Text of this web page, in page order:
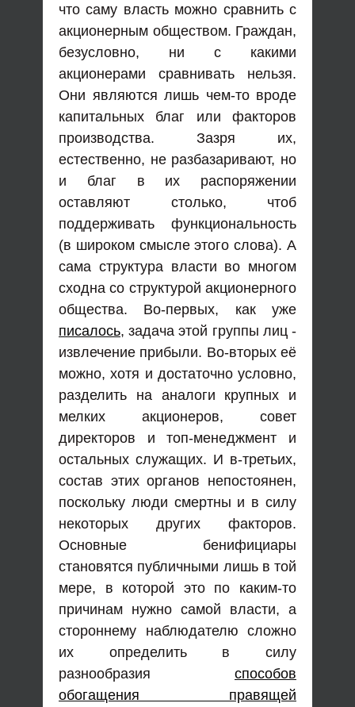
что саму власть можно сравнить с
акционерным обществом. Граждан,
безусловно, ни с какими
акционерами сравнивать нельзя.
Они являются лишь чем-то вроде
капитальных благ или факторов
производства. Зазря их,
естественно, не разбазаривают, но
и благ в их распоряжении
оставляют столько, чтоб
поддерживать функциональность
(в широком смысле этого слова). А
сама структура власти во многом
сходна со структурой акционерного
общества. Во-первых, как уже
писалось, задача этой группы лиц -
извлечение прибыли. Во-вторых её
можно, хотя и достаточно условно,
разделить на аналоги крупных и
мелких акционеров, совет
директоров и топ-менеджмент и
остальных служащих. И в-третьих,
состав этих органов непостоянен,
поскольку люди смертны и в силу
некоторых других факторов.
Основные бенифициары
становятся публичными лишь в той
мере, в которой это по каким-то
причинам нужно самой власти, а
стороннему наблюдателю сложно
их определить в силу
разнообразия способов
обогащения правящей